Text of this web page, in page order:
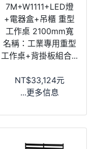
7M+W1111+LED燈
+電器盒+吊櫃 重型
工作桌 2100mm寬
名稱：工業專用重型
工作桌+背掛板組合...
NT$33,124元
...更多信息